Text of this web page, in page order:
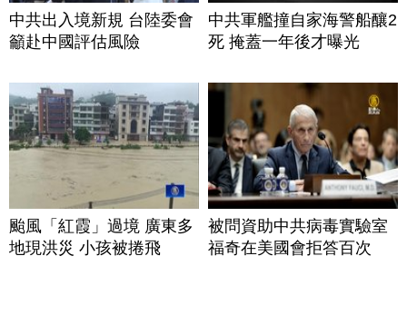
中共出入境新規 台陸委會
籲赴中國評估風險
中共軍艦撞自家海警船釀2
死 掩蓋一年後才曝光
颱風「紅霞」過境 廣東多
地現洪災 小孩被捲飛
被問資助中共病毒實驗室
福奇在美國會拒答百次